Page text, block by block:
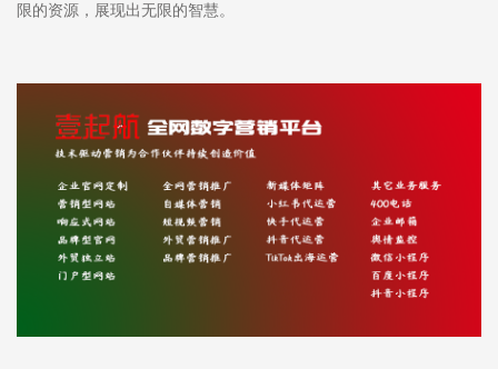
限的资源，展现出无限的智慧。